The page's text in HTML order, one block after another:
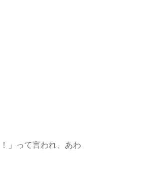
」って言われ、あわ